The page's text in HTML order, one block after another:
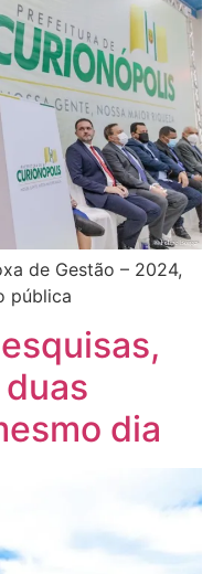
de Gestão – 2024,
pública
dia